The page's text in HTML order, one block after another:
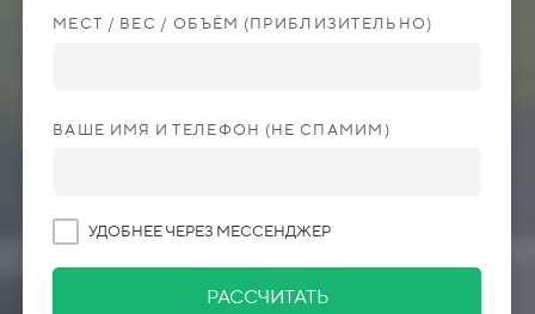
МЕСТ / ВЕС / ОБЪЁМ (ПРИБЛИЗИТЕЛЬНО)
ВАШЕ ИМЯ И ТЕЛЕФОН (НЕ СПАМИМ)
УДОБНЕЕ ЧЕРЕЗ МЕССЕНДЖЕР
РАССЧИТАТЬ